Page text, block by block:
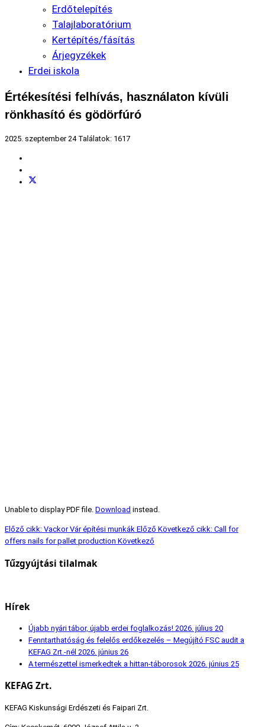
Erdőtelepítés
Talajlaboratórium
Kertépítés/fásítás
Árjegyzékek
Erdei iskola
Értékesítési felhívás, használaton kívüli
rönkhasító és gödörfúró
2025. szeptember 24 Találatok: 1617
Unable to display PDF file. Download instead.
Előző cikk: Vackor Vár építési munkák Előző Következő cikk: Call for
offers nails for pallet production Következő
Tűzgyújtási tilalmak
Hírek
Újabb nyári tábor, újabb erdei foglalkozás! 2026. július 20
Fenntarthatóság és felelős erdőkezelés – Megújító FSC audit a
KEFAG Zrt.-nél 2026. június 26
A természettel ismerkedtek a hittan-táborosok 2026. június 25
KEFAG Zrt.
KEFAG Kiskunsági Erdészeti és Faipari Zrt.